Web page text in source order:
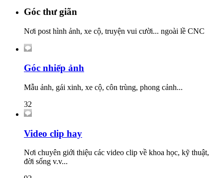
Góc thư giãn
Nơi post hình ảnh, xe cộ, truyện vui cười... ngoài lề CNC
Góc nhiếp ảnh
Mẫu ảnh, gái xinh, xe cộ, côn trùng, phong cảnh...
32
Video clip hay
Nơi chuyên giới thiệu các video clip về khoa học, kỹ thuật,
đời sống v.v...